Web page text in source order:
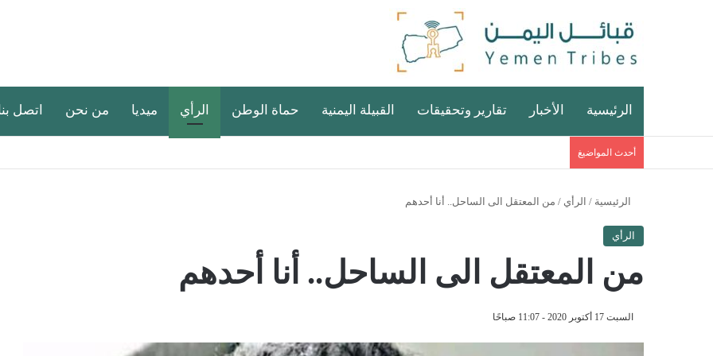
الرئيسية الأخبار تقارير وتحقيقات القبيلة اليمنية حماة الوطن الرأي ميديا من نحن اتصل
أحدث المواضيغ
الرئيسية / الرأي / من المعتقل الى الساحل.. أنا أحدهم
الرأي
من المعتقل الى الساحل.. أنا أحدهم
السبت 17 أكتوبر 2020 - 11:07 صباحًا